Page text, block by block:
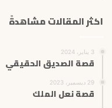
اكثر المقالات مشاهدةً
3 يناير، 2024
قصة الصديق الحقيقي
29 ديسمبر، 2023
قصة نعل الملك